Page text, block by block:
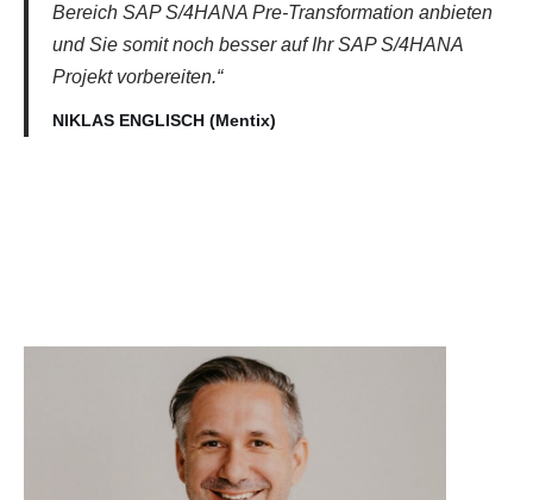
Bereich SAP S/4HANA Pre-Transformation anbieten
und Sie somit noch besser auf Ihr SAP S/4HANA
Projekt vorbereiten.“
NIKLAS ENGLISCH (Mentix)